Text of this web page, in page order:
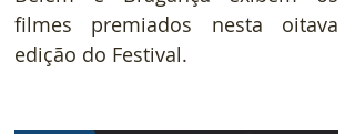
filmes premiados nesta oitava
edição do Festival.